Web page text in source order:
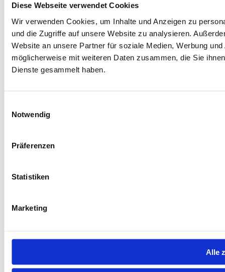
Diese Webseite verwendet Cookies
Wir verwenden Cookies, um Inhalte und Anzeigen zu
und die Zugriffe auf unsere Website zu analysieren.
Website an unsere Partner für soziale Medien, Werbung
möglicherweise mit weiteren Daten zusammen, die Sie
Dienste gesammelt haben.
Notwendig
Präferenzen
Statistiken
Marketing
Alle
Glossar